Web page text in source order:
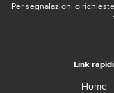
Per segnalazioni o
Link rapidi
Home